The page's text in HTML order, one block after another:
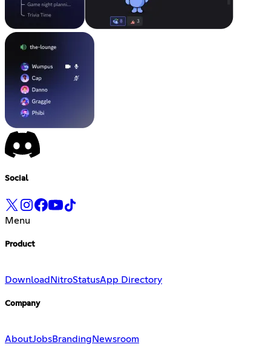
Social
Menu
Product
Download NitroStatusApp Directory
Company
AboutJobsBranding Newsroom